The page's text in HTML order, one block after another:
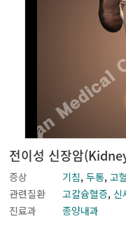
전이성 신장암
증상 기침,두통,고
관련질환
고칼슘혈증, 신
진료과
종양내과